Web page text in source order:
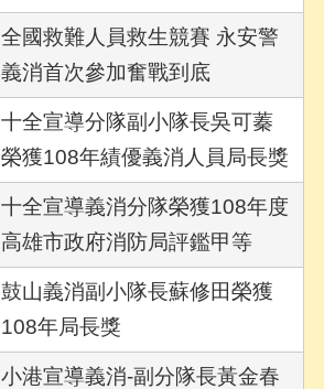
全國救難人員救生競賽 永安警
義消首次參加奮戰到底
十全宣導分隊副小隊長吳可蓁
榮獲108年績優義消人員局長獎
十全宣導義消分隊榮獲108年度
高雄市政府消防局評鑑甲等
鼓山義消副小隊長蘇修田榮獲
108年局長獎
小港宣導義消-副分隊長黃金春